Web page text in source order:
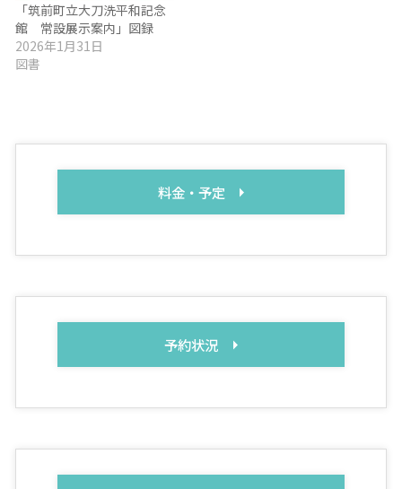
「筑前町立大刀洗平和記念
館 常設展示案内」図録
2026年1月31日
図書
料金・予定
予約状況